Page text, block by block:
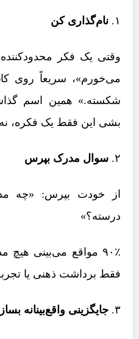
۱. نام‌گذاری کن
وقتی یک فکر
می‌خورم»، سریعاً روی
شکسته.» همین اسم
بشی این فقط یک فکره،
۲. سوال مدرک بپرس
از خودت بپرس: «چه
درسته؟»
۹۰٪ مواقع می‌بینی
فقط برداشت ذهنی یا
۳. جایگزینی واقع‌بینانه بساز